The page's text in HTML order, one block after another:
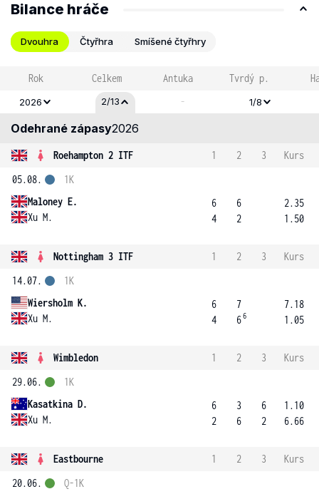
Bilance hráče
Dvouhra Čtyřhra Smíšené čtyřhry
Rok Celkem Antuka Tvrdý p.
2026 2/13 - 1/8
Odehrané zápasy2026
Roehampton 2 ITF 1 2 3
Kurs
05.08.
Maloney E.
Xu M.
1K
6
4
6
2
2.35
1.50
Nottingham 3 ITF 1 2 3
Kurs
14.07.
Wiersholm K.
Xu M.
1K
6
4
7
66
7.18
1.05
Wimbledon 1 2 3
Kurs
29.06.
Kasatkina D.
Xu M.
1K
6
2
3
6
6
2
1.10
6.66
Eastbourne 1 2 3
Kurs
20.06.
Q-1K